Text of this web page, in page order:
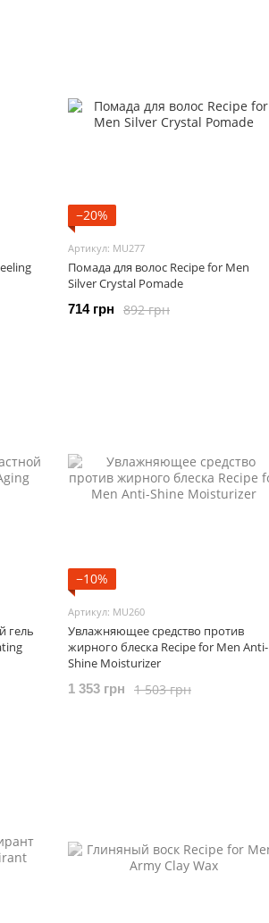
−20%
Артикул: MU277
Помада для волос Recipe for Men
Silver Crystal Pomade
892 грн
714 грн
гель
−10%
Артикул: MU260
Увлажняющее средство против
жирного блеска Recipe for Men Anti-
Shine Moisturizer
1 503 грн
1 353 грн